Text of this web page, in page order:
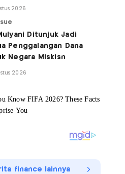
2026
Ditunjuk Jadi
Penggalangan Dana
Negara Miskisn
2026
finance lainnya